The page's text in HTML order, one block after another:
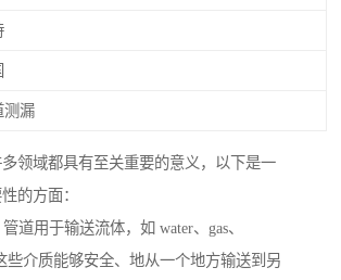
测漏
领域都具有至关重要的意义，以下是一
的方面：
道用于输送流体，如 water、gas、
些介质能够安全、地从一个地方输送到另